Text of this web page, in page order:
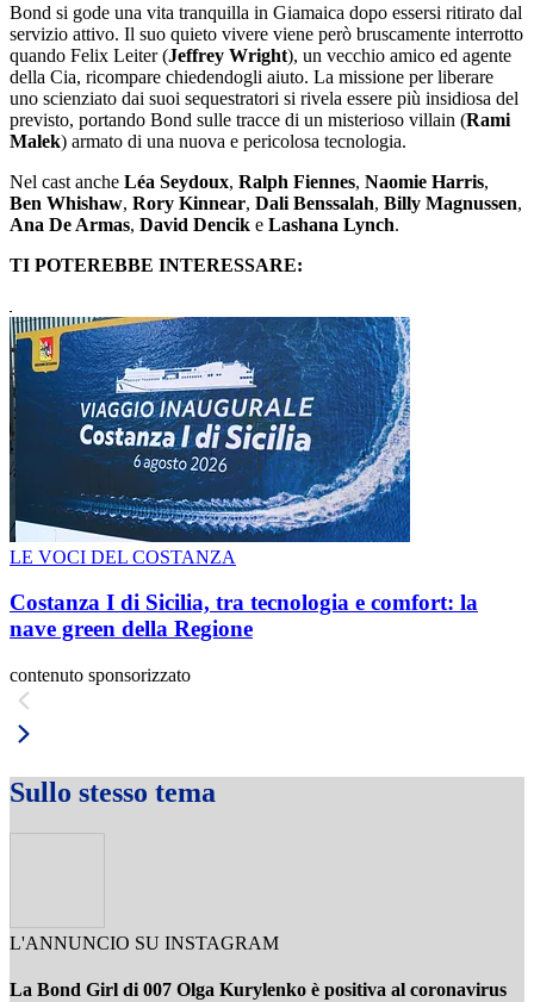
Bond si gode una vita tranquilla in Giamaica dopo essersi ritirato dal
servizio attivo. Il suo quieto vivere viene però bruscamente interrotto
quando Felix Leiter (Jeffrey Wright), un vecchio amico ed agente
della Cia, ricompare chiedendogli aiuto. La missione per liberare
uno scienziato dai suoi sequestratori si rivela essere più insidiosa del
previsto, portando Bond sulle tracce di un misterioso villain (Rami
Malek) armato di una nuova e pericolosa tecnologia.
Nel cast anche Léa Seydoux, Ralph Fiennes, Naomie Harris,
Ben Whishaw, Rory Kinnear, Dali Benssalah, Billy Magnussen,
Ana De Armas, David Dencik e Lashana Lynch.
TI POTEREBBE INTERESSARE:
LE VOCI DEL COSTANZA
Costanza I di Sicilia, tra tecnologia e comfort: la
nave green della Regione
contenuto sponsorizzato
Sullo stesso tema
L'ANNUNCIO SU INSTAGRAM
La Bond Girl di 007 Olga Kurylenko è positiva al coronavirus